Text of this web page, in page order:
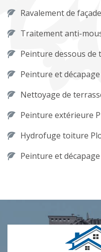
Ravalement de
Traitement anti-
Peinture dessous
Peinture et
Nettoyage de
Peinture extérieure
Hydrofuge toiture
Peinture et